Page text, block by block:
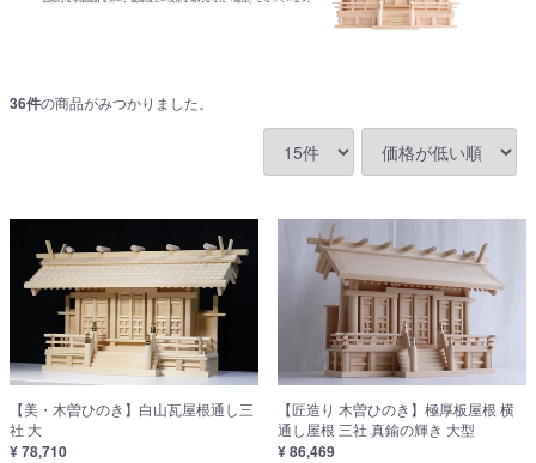
36件の商品がみつかりました。
【美・木曽ひのき】白山瓦屋根通し三
社 大
¥ 78,710
【匠造り 木曽ひのき】極厚板屋根 横
通し屋根 三社 真鍮の輝き 大型
¥ 86,469